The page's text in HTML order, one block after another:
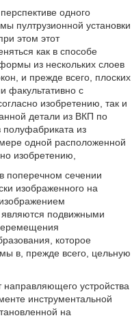
одного
пултрузионной установки
этом этот
как в способе
из нескольких слоев
и прежде всего, плоских
факультативно с
изобретению, так и
детали из ВКП по
из
одной расположенной
изобретению,
поперечном сечении
изображенного на
являются подвижными
которое
в, прежде всего, цельную
направляющего устройства
инструментальной
на